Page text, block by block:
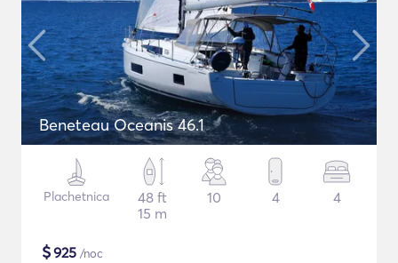
Beneteau Oceanis 46.1
Plachetnica
48 ft
15 m
10 4 4
$925 /noc